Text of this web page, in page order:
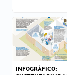
INFOGRÁFICO: